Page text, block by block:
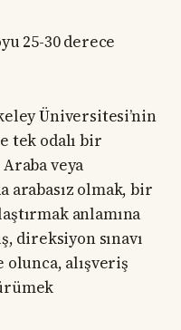
25-30 derece
Üniversitesi’nin
tek odalı bir
veya
arabasız olmak, bir
anlamına
direksiyon sınavı
olunca, alışveriş